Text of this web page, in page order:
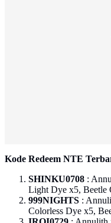
Kode Redeem NTE
SHINKU0708 :
Light Dye x5, Beetle
999NIGHTS :
Colorless Dye x5,